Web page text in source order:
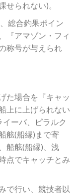
せられない)。
総合釣果ポイン
『アマゾン・フィ
称号が与えられ
た場合を『キャッ
上に上げられない
ーバ、ピラルク
舷(船縁)まで寄
船舷(船縁)、浅
点でキャッチとみ
で行い、競技者以